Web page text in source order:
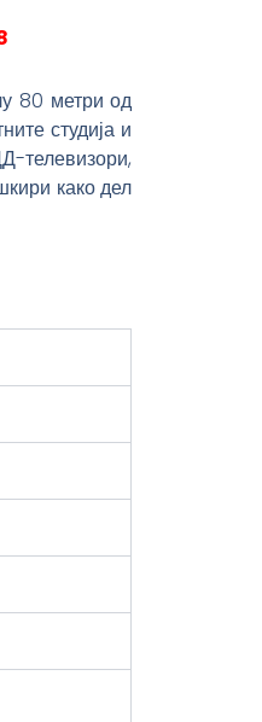
80 метри од
студија и
телевизори,
како дел